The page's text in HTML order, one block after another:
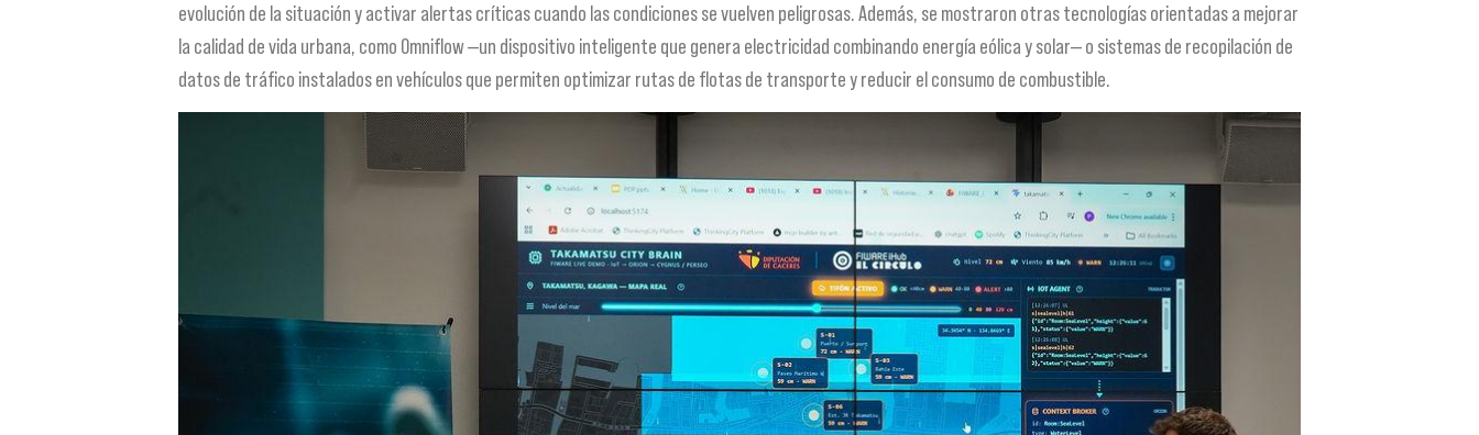
evolución de la situación y activar alertas críticas cuando las condiciones se vuelven peligrosas. Además, se mostraron otras tecnologías orientadas a mejorar
la calidad de vida urbana, como Omniflow —un dispositivo inteligente que genera electricidad combinando energía eólica y solar— o sistemas de recopilación de
datos de tráfico instalados en vehículos que permiten optimizar rutas de flotas de transporte y reducir el consumo de combustible.